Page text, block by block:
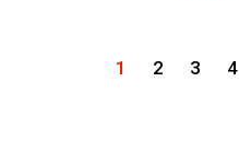
1 2 3 4